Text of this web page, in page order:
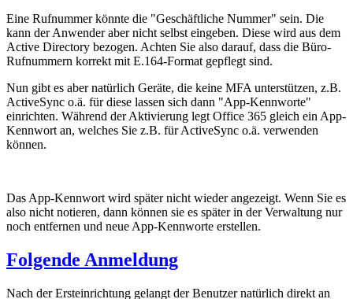
Eine Rufnummer könnte die "Geschäftliche Nummer" sein. Die
kann der Anwender aber nicht selbst eingeben. Diese wird aus dem
Active Directory bezogen. Achten Sie also darauf, dass die Büro-
Rufnummern korrekt mit E.164-Format gepflegt sind.
Nun gibt es aber natürlich Geräte, die keine MFA unterstützen, z.B.
ActiveSync o.ä. für diese lassen sich dann "App-Kennworte"
einrichten. Während der Aktivierung legt Office 365 gleich ein App-
Kennwort an, welches Sie z.B. für ActiveSync o.ä. verwenden
können.
Das App-Kennwort wird später nicht wieder angezeigt. Wenn Sie es
also nicht notieren, dann können sie es später in der Verwaltung nur
noch entfernen und neue App-Kennworte erstellen.
Folgende Anmeldung
Nach der Ersteinrichtung gelangt der Benutzer natürlich direkt an